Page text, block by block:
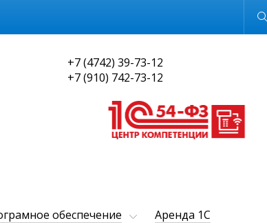
Обычная версия
+7 (4742) 39-73-12
+7 (910) 742-73-12
обеспечение
Аренда 1С